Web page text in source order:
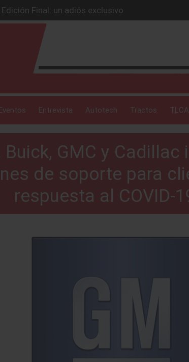
Final: un adiós exclusivo
Híbrida: la SUV que evoluciona
estabilizan: INEGI
año de evolución profunda: Peñafiel
su primera pick-up en 2026
Entrevista Autotech Tractos
GMC y Cadillac
de soporte para
respuesta al COVID-